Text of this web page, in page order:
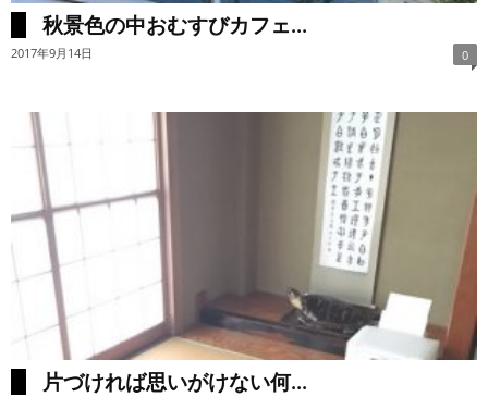
秋景色の中おむすびカフェ...
2017年9月14日 0
片づければ思いがけない何...